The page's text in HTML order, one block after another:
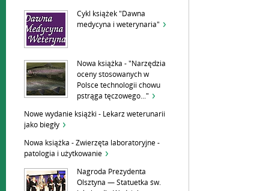
Cykl książek "Dawna
medycyna i weterynaria"
Nowa książka - "Narzędzia
oceny stosowanych w
Polsce technologii chowu
pstrąga tęczowego..."
Nowe wydanie książki - Lekarz weterunarii
jako biegły
Nowa książka - Zwierzęta laboratoryjne -
patologia i użytkowanie
Nagroda Prezydenta
Olsztyna — Statuetka św.